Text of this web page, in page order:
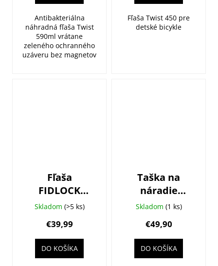
Antibakteriálna
náhradná fľaša Twist
590ml vrátane
zeleného ochranného
uzáveru bez magnetov
Fľaša Twist 450 pre
detské bicykle
Fľaša
FIDLOCK
Twist Set
základňa na
rám
Skladom (>5 ks)
€39,99
DO KOŠÍKA
Taška na
náradie
FIDLOCK
univerzálna +
základňa na
rám
Skladom (1 ks)
€49,90
DO KOŠÍKA